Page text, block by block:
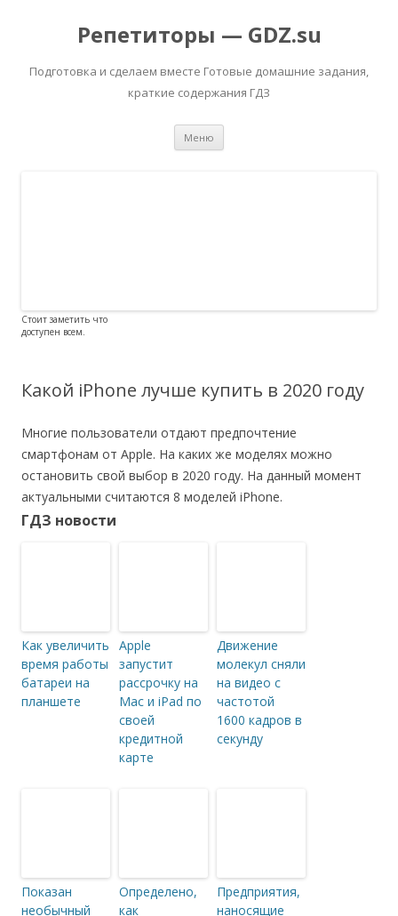
Репетиторы — GDZ.su
Подготовка и сделаем вместе Готовые домашние задания,
краткие содержания ГДЗ
Меню
Стоит заметить что
доступен всем.
Какой iPhone лучше купить в 2020 году
Многие пользователи отдают предпочтение
смартфонам от Apple. На каких же моделях можно
остановить свой выбор в 2020 году. На данный момент
актуальными считаются 8 моделей iPhone.
ГДЗ новости
Как увеличить
время работы
батареи на
планшете
Apple
запустит
рассрочку на
Mac и iPad по
своей
кредитной
карте
Движение
молекул сняли
на видео с
частотой
1600 кадров в
секунду
Показан
необычный
Определено,
как
Предприятия,
наносящие